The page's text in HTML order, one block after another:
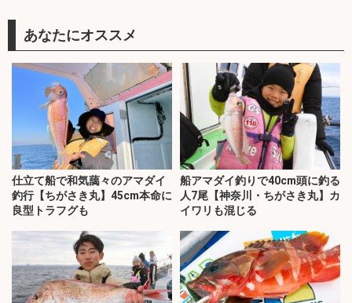
あなたにオススメ
仕立て船で和気藹々のアマダイ
釣行【ちがさき丸】45cm本命に
良型トラフグも
船アマダイ釣りで40cm頭に釣る
人7尾【神奈川・ちがさき丸】カ
イワリも混じる